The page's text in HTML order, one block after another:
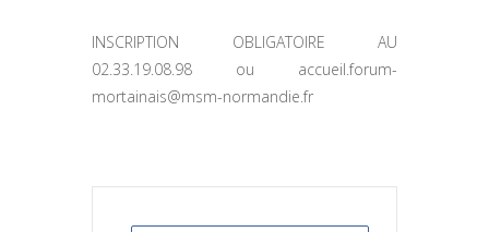
INSCRIPTION OBLIGATOIRE AU
02.33.19.08.98 ou accueil.forum-
mortainais@msm-normandie.fr